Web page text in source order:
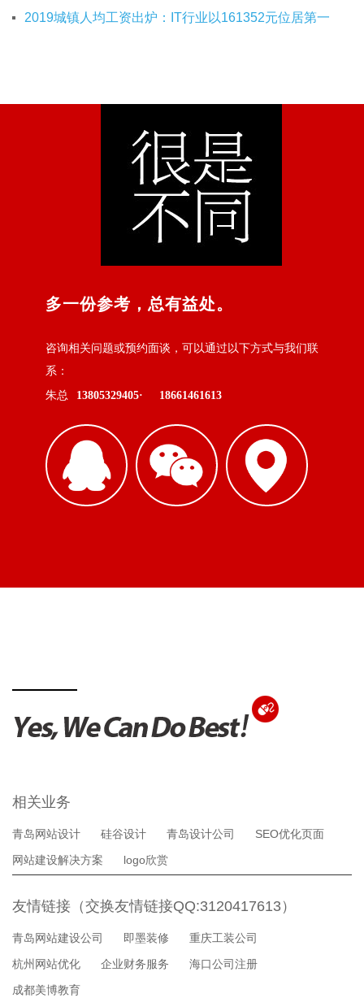
2019城镇人均工资出炉：IT行业以161352元位居第一
多一份参考，总有益处。
咨询相关问题或预约面谈，可以通过以下方式与我们联
系：
朱总
13805329405· 18661461613
相关业务
青岛网站设计 硅谷设计 青岛设计公司
SEO优化页面
网站建设解决方案
logo欣赏
友情链接（交换友情链接QQ:3120417613）
青岛网站建设公司 即墨装修
重庆工装公司
杭州网站优化
企业财务服务
海口公司注册
成都美博教育